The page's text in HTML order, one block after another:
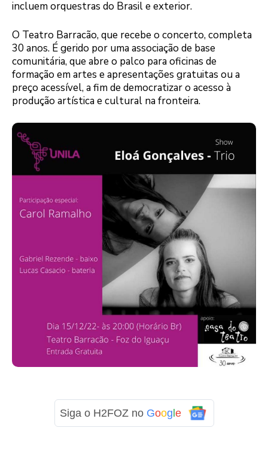
incluem orquestras do Brasil e exterior.
O Teatro Barracão, que recebe o concerto, completa
30 anos. É gerido por uma associação de base
comunitária, que abre o palco para oficinas de
formação em artes e apresentações gratuitas ou a
preço acessível, a fim de democratizar o acesso à
produção artística e cultural na fronteira.
Siga o H2FOZ no Goog e